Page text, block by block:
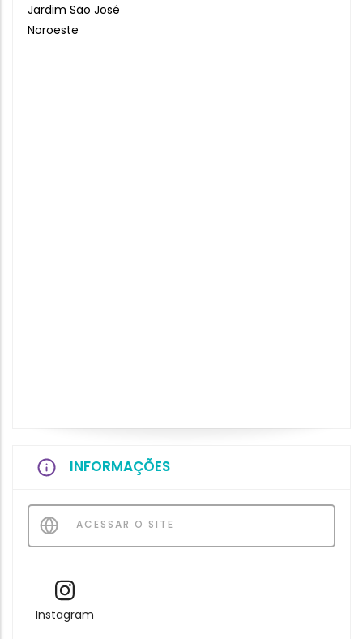
Jardim São José
Noroeste
INFORMAÇÕES
ACESSAR O SITE
Instagram